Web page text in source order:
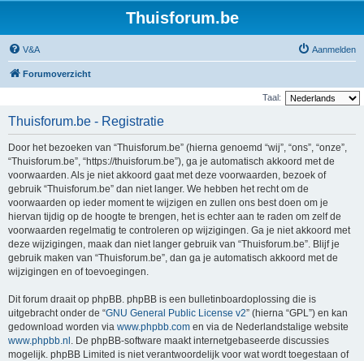
Thuisforum.be
V&A Aanmelden
Forumoverzicht
Taal:
Thuisforum.be - Registratie
Door het bezoeken van “Thuisforum.be” (hierna genoemd “wij”, “ons”, “onze”,
“Thuisforum.be”, “https://thuisforum.be”), ga je automatisch akkoord met de
voorwaarden. Als je niet akkoord gaat met deze voorwaarden, bezoek of
gebruik “Thuisforum.be” dan niet langer. We hebben het recht om de
voorwaarden op ieder moment te wijzigen en zullen ons best doen om je
hiervan tijdig op de hoogte te brengen, het is echter aan te raden om zelf de
voorwaarden regelmatig te controleren op wijzigingen. Ga je niet akkoord met
deze wijzigingen, maak dan niet langer gebruik van “Thuisforum.be”. Blijf je
gebruik maken van “Thuisforum.be”, dan ga je automatisch akkoord met de
wijzigingen en of toevoegingen.
Dit forum draait op phpBB. phpBB is een bulletinboardoplossing die is
uitgebracht onder de “GNU General Public License v2” (hierna “GPL”) en kan
gedownload worden via www.phpbb.com en via de Nederlandstalige website
www.phpbb.nl . De phpBB-software maakt internetgebaseerde discussies
mogelijk. phpBB Limited is niet verantwoordelijk voor wat wordt toegestaan of